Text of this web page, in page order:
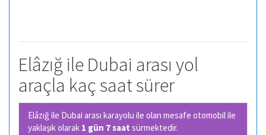
Elâzığ ile Dubai arası yol
araçla kaç saat sürer
Elâzığ ile Dubai arası karayolu ile olan mesafe otomobil ile
yaklaşık olarak 1 gün 7 saat sürmektedir.